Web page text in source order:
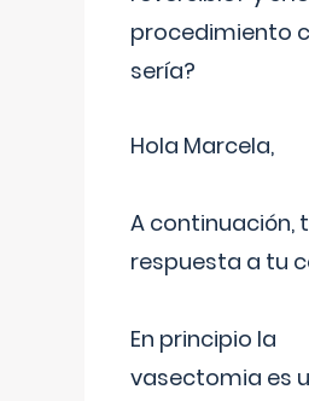
procedimiento
sería?
Hola Marcela,
A continuación,
respuesta a tu
En principio la
vasectomia es